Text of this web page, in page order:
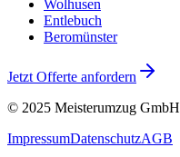
Wolhusen
Entlebuch
Beromünster
Jetzt Offerte anfordern
© 2025 Meisterumzug GmbH
ImpressumDatenschutzAGB